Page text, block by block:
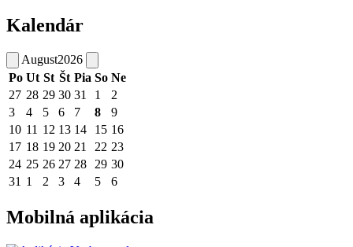
Kalendár
August2026
Po Ut St Št Pia So Ne
27 28 29 30 31 1
2
3
4 5 6 7 8
9
10 11 12 13 14 15 16
17 18 19 20 21 22 23
24 25 26 27 28 29 30
31 1 2 3 4 5 6
Mobilná aplikácia